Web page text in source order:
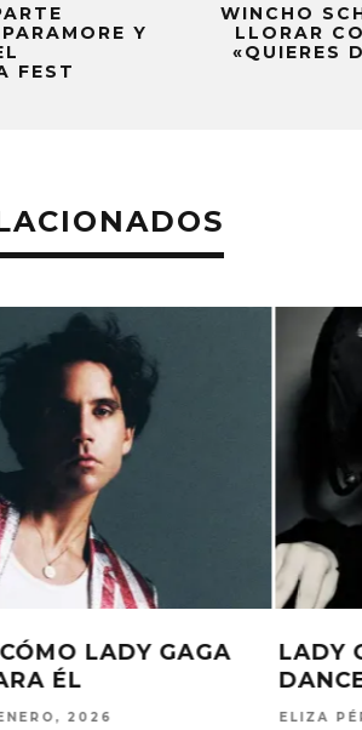
Y
FEST
WINCHO
LLORAR
«QUIERES
‘THE DEAD
2025
LADY GAGA
LOS MTV
ELIZA PÉREZ 2